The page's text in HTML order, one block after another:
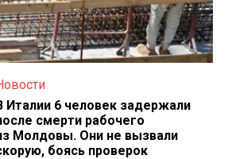
Италии 6 человек задержали
смерти рабочего
Молдовы. Они не вызвали
боясь проверок